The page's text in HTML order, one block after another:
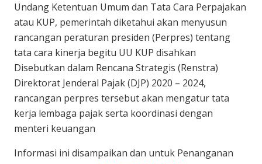
Undang Ketentuan Umum dan Tata Cara Perpajakan
atau KUP, pemerintah diketahui akan menyusun
rancangan peraturan presiden (Perpres) tentang
tata cara kinerja begitu UU KUP disahkan
Disebutkan dalam Rencana Strategis (Renstra)
Direktorat Jenderal Pajak (DJP) 2020 – 2024,
rancangan perpres tersebut akan mengatur tata
kerja lembaga pajak serta koordinasi dengan
menteri keuangan
Informasi ini disampaikan dan untuk Penanganan